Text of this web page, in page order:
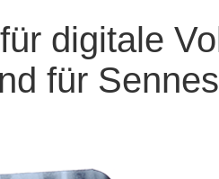
digitale
für